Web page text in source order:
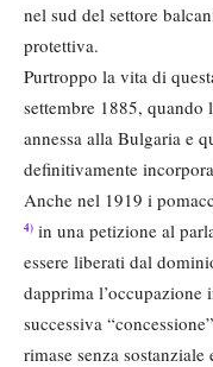
nel sud del settore
protettiva.
Purtroppo la vita di
settembre 1885,
annessa alla Bulgaria e
definitivamente
Anche nel 1919 i
4) in una petizione al
essere liberati dal
dapprima l’occupazione
successiva
rimase senza